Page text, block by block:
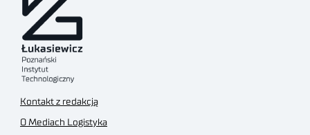
Kontakt z redakcją
O Mediach Logistyka